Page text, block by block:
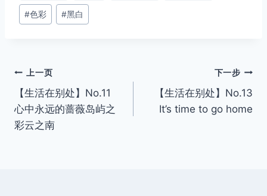
签：
#色彩 #黑白
文
章
导
上一页
【生活在别处】No.11
心中永远的蔷薇岛屿之
彩云之南
下一步
【生活在别处】No.13
It’s time to go home